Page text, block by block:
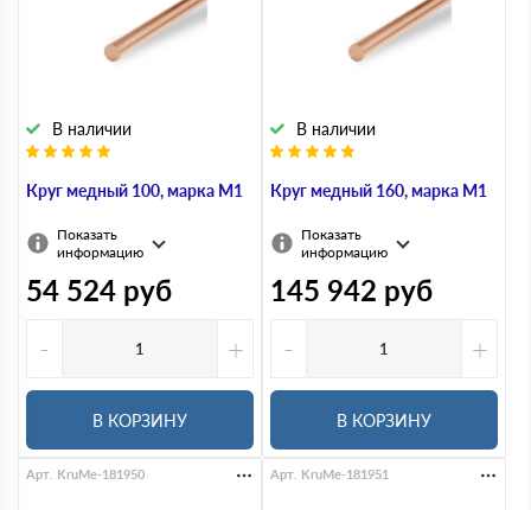
Круг медный 100, марка М1
В наличии
Показать
информацию
54 524 руб
-
+
В КОРЗИНУ
Круг медный 160, марка М1
В наличии
Показать
информацию
145 942 руб
-
+
В КОРЗИНУ
Арт. KruMe-181950 Арт. KruMe-181951